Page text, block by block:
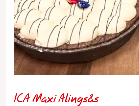
ICA Maxi Alingsås